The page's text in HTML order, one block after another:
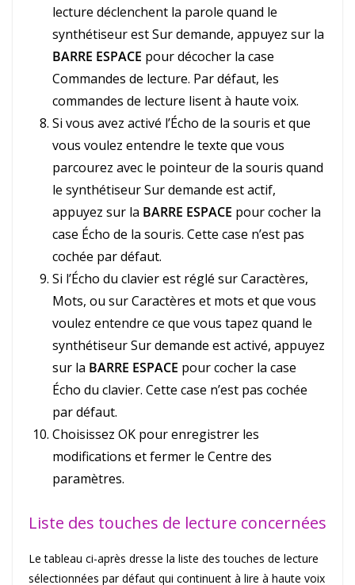
lecture déclenchent la parole quand le
synthétiseur est Sur demande, appuyez sur la
BARRE ESPACE pour décocher la case
Commandes de lecture. Par défaut, les
commandes de lecture lisent à haute voix.
Si vous avez activé l’Écho de la souris et que
vous voulez entendre le texte que vous
parcourez avec le pointeur de la souris quand
le synthétiseur Sur demande est actif,
appuyez sur la BARRE ESPACE pour cocher la
case Écho de la souris. Cette case n’est pas
cochée par défaut.
Si l’Écho du clavier est réglé sur Caractères,
Mots, ou sur Caractères et mots et que vous
voulez entendre ce que vous tapez quand le
synthétiseur Sur demande est activé, appuyez
sur la BARRE ESPACE pour cocher la case
Écho du clavier. Cette case n’est pas cochée
par défaut.
Choisissez OK pour enregistrer les
modifications et fermer le Centre des
paramètres.
Liste des touches de lecture concernées
Le tableau ci-après dresse la liste des touches de lecture
sélectionnées par défaut qui continuent à lire à haute voix